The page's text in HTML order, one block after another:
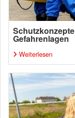
Gefahrenlagen
Weiterlesen